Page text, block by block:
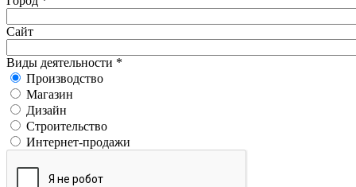
Сайт
Виды деятельности *
Производство
Магазин
Дизайн
Строительство
Интернет-продажи